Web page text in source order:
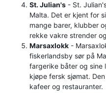
St. Julian's - St.
Malta. Det er kjent for
mange barer, klubber
rekke vakre strender
Marsaxlokk -
fiskerlandsby sør på
fargerike båter og sine
kjøpe fersk sjømat.
kafeer og restauranter.